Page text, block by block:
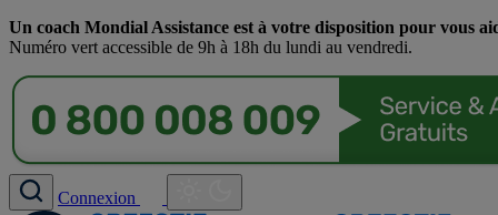
Un coach Mondial Assistance est à votre disposition pour vous
Numéro vert accessible de 9h à 18h du lundi au vendredi.
Connexion